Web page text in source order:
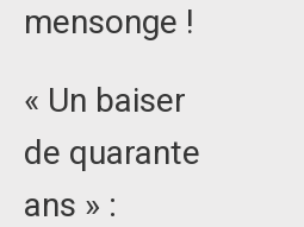
mensonge !
« Un baiser
de quarante
ans » :